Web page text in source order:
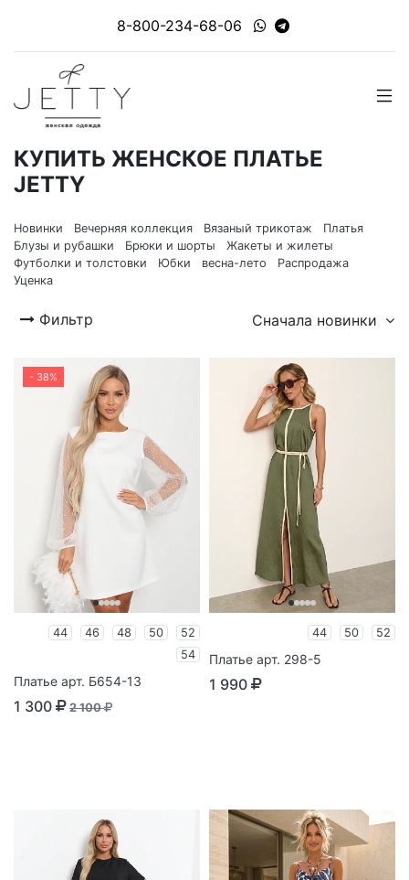
8-800-234-68-06
КУПИТЬ ЖЕНСКОЕ ПЛАТЬЕ
JETTY
Новинки Вечерняя коллекция Вязаный трикотаж
Платья
Блузы и рубашки
Брюки и шорты
Жакеты и жилеты
Футболки и толстовки
Юбки весна-лето
Распродажа
Уценка
Фильтр Сначала новинки
- 38%
44 46 48 50
52
54
Платье арт. Б654-13
1 300 2 100
44 50 52
Платье арт. 298-5
1 990